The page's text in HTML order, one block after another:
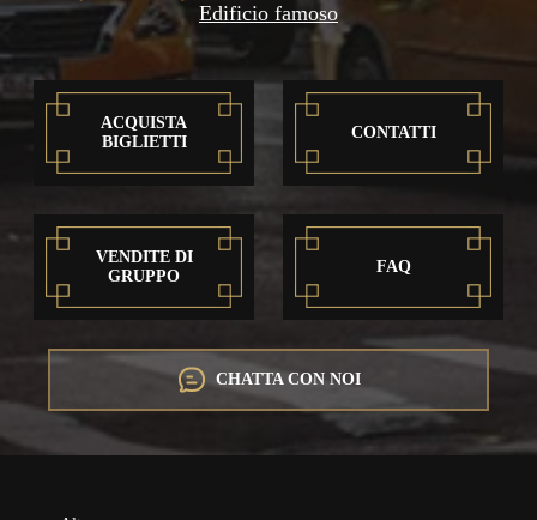
ACQUISTA
BIGLIETTI
CONTATTI
VENDITE DI
GRUPPO
FAQ
CHATTA CON NOI
Edificio famoso